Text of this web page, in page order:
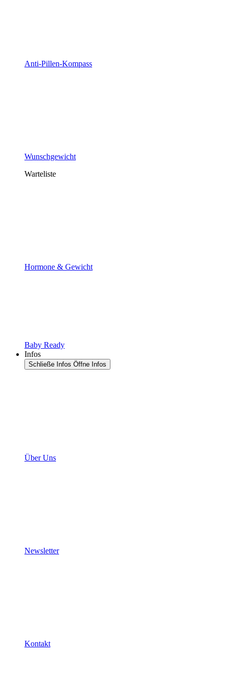
Anti-Pillen-Kompass
Wunschgewicht
Warteliste
Hormone & Gewicht
Baby Ready
Infos
Schließe Infos Öffne Infos
Über Uns
Newsletter
Kontakt